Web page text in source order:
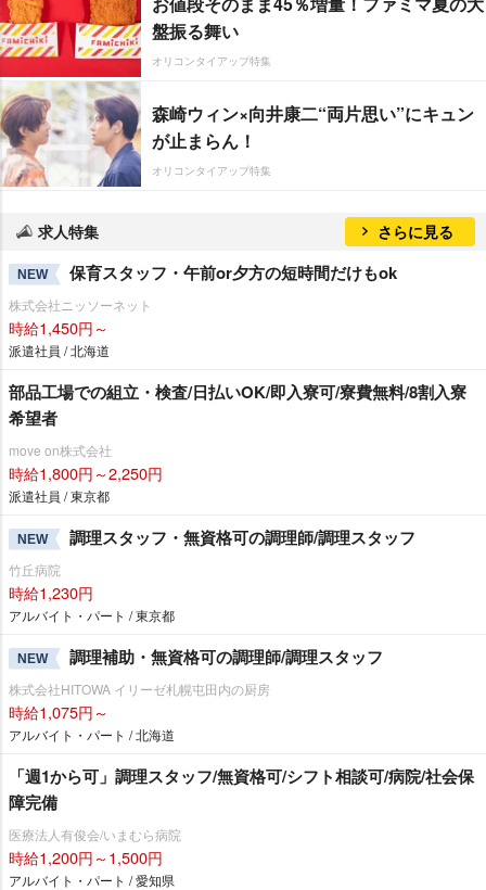
盤振る舞い
オリコンタイアップ特集
森崎ウィン×向井康二“両片思い”にキュン
が止まらん！
オリコンタイアップ特集
求人特集 さらに見る
NEW 保育スタッフ・午前or夕方の短時間だけもok
株式会社ニッソーネット
時給1,450円～
派遣社員 / 北海道
部品工場での組立・検査/日払いOK/即入寮可/寮費無料/8割入寮
希望者
move on株式会社
時給1,800円～2,250円
派遣社員 / 東京都
NEW 調理スタッフ・無資格可の調理師/調理スタッフ
竹丘病院
時給1,230円
アルバイト・パート / 東京都
NEW 調理補助・無資格可の調理師/調理スタッフ
株式会社HITOWA イリーゼ札幌屯田内の厨房
時給1,075円～
アルバイト・パート / 北海道
「週1から可」調理スタッフ/無資格可/シフト相談可/病院/社会保
障完備
医療法人有俊会/いまむら病院
時給1,200円～1,500円
アルバイト・パート / 愛知県